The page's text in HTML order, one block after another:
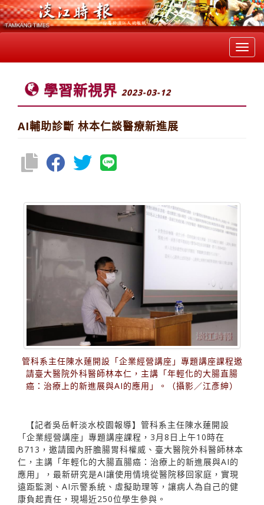
學習新視界 2023-03-12
AI輔助診斷 林本仁談醫療新進展
管科系主任陳水蓮開設「企業經營講座」專題講座課程邀
請臺大醫院外科醫師林本仁，主講「年輕化的大腸直腸
癌：治療上的新進展與AI的應用」。（攝影／江彥紳）
【記者吳岳軒淡水校園報導】管科系主任陳水蓮開設
「企業經營講座」專題講座課程，3月8日上午10時在
B713，邀請國內肝膽腸胃科權威、臺大醫院外科醫師林本
仁，主講「年輕化的大腸直腸癌：治療上的新進展與AI的
應用」，最新研究是AI讓使用情境從醫院移回家庭，實現
遠距監測、AI示警系統、虛擬助理等，讓病人為自己的健
康負起責任，現場近250位學生參與。